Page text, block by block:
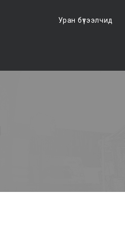
Уран бүтээлчид